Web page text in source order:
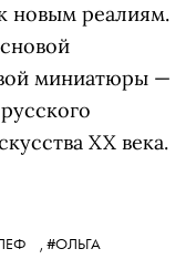
новым реалиям.
миниатюры —
XX века.
, #ОЛЬГА